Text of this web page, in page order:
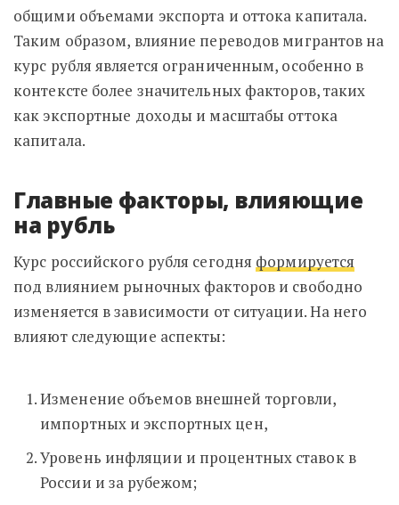
общими объемами экспорта и оттока капитала.
Таким образом, влияние переводов мигрантов на
курс рубля является ограниченным, особенно в
контексте более значительных факторов, таких
как экспортные доходы и масштабы оттока
капитала.
Главные факторы, влияющие
на рубль
Курс российского рубля сегодня формируется
под влиянием рыночных факторов и свободно
изменяется в зависимости от ситуации. На него
влияют следующие аспекты:
Изменение объемов внешней торговли,
импортных и экспортных цен,
Уровень инфляции и процентных ставок в
России и за рубежом;